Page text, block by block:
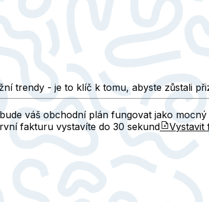
trendy - je to klíč k tomu, abyste zůstali
váš obchodní plán fungovat jako
fakturu vystavíte do 30 sekund Vystavit